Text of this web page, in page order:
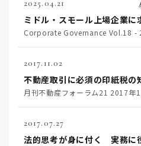
2025.04.21
2017.11.02
月刊不動産フォーラム21 2017年
2017.07.27